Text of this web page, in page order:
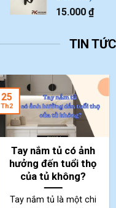
15.000₫
TIN
Tay nắm tủ có ảnh
hưởng đến tuổi thọ
của tủ không?
Tay nắm tủ là một chi
25
Th2